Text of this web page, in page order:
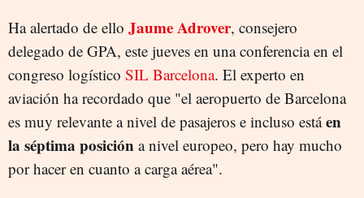
Ha alertado de ello Jaume Adrover, consejero
delegado de GPA, este jueves en una conferencia en el
congreso logístico SIL Barcelona. El experto en
aviación ha recordado que "el aeropuerto de Barcelona
es muy relevante a nivel de pasajeros e incluso estáen
la séptima posición a nivel europeo, pero hay mucho
por hacer en cuanto a carga aérea".